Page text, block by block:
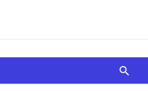
une boîte de chocolats… On
quoi on va tomber !